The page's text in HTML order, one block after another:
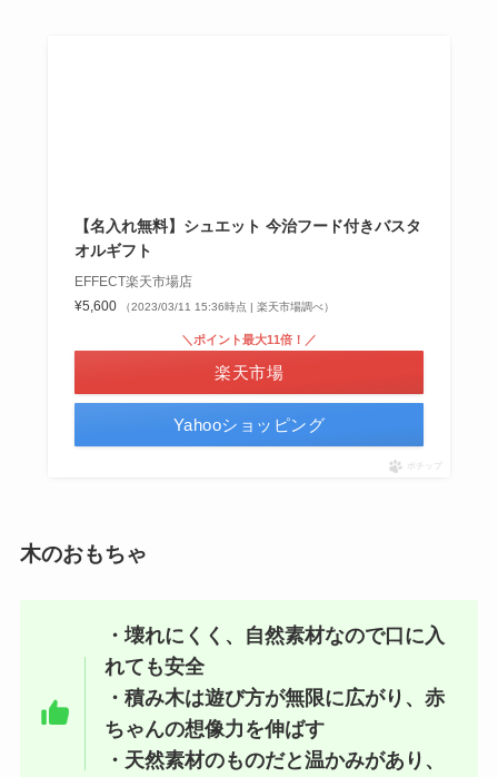
【名入れ無料】シュエット 今治フード付きバスタ
オルギフト
EFFECT楽天市場店
¥5,600
（2023/03/11 15:36時点 | 楽天市場調べ）
＼ポイント最大11倍！／
楽天市場
Yahooショッピング
ポチップ
木のおもちゃ
・壊れにくく、自然素材なので口に入
れても安全
・積み木は遊び方が無限に広がり、赤
ちゃんの想像力を伸ばす
・天然素材のものだと温かみがあり、